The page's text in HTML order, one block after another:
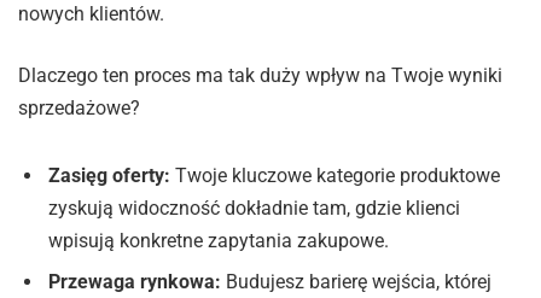
nowych klientów.
Dlaczego ten proces ma tak duży wpływ na Twoje wyniki
sprzedażowe?
Zasięg oferty: Twoje kluczowe kategorie produktowe
zyskują widoczność dokładnie tam, gdzie klienci
wpisują konkretne zapytania zakupowe.
Przewaga rynkowa: Budujesz barierę wejścia, której